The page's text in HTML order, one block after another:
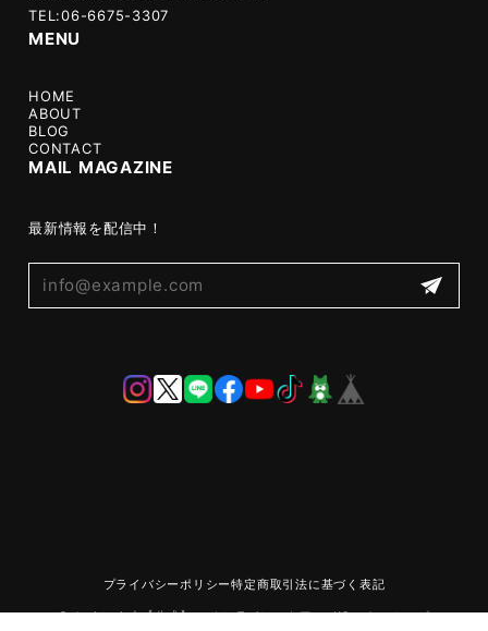
TEL:06-6675-3307
MENU
HOME
ABOUT
BLOG
CONTACT
MAIL MAGAZINE
最新情報を配信中！
プライバシーポリシー特定商取引法に基づく表記
© ケイシイズ 【公式】－ オンラインストア － KC,s ケーシーズ